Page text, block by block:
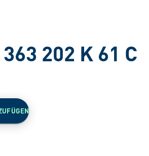
202 K 61 C